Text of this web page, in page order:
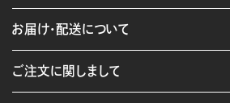
お届け・配送について
ご注文に関しまして